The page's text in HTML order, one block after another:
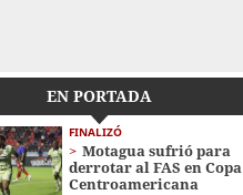
EN PORTADA
FINALIZÓ
Motagua sufrió para
derrotar al FAS en Copa
Centroamericana